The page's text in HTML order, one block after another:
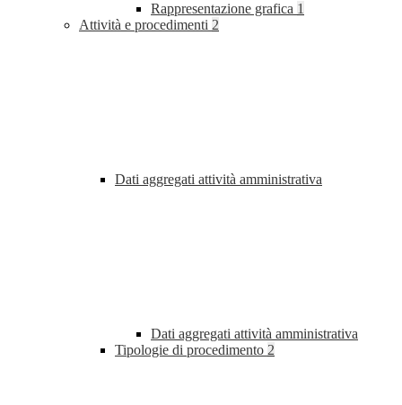
Rappresentazione grafica 1
Attività e procedimenti 2
Dati aggregati attività amministrativa
Dati aggregati attività amministrativa
Tipologie di procedimento 2